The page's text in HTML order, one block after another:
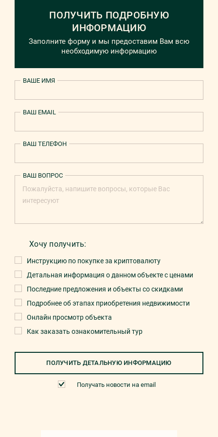
ПОЛУЧИТЬ ПОДРОБНУЮ
ИНФОРМАЦИЮ
Заполните форму и мы предоставим Вам всю
необходимую информацию
ВАШЕ ИМЯ
ВАШ EMAIL
ВАШ ТЕЛЕФОН
Хочу получить:
Инструкцию по покупке за криптовалюту
Детальная информация о данном объекте с ценами
Последние предложения и объекты со скидками
Подробнее об этапах приобретения недвижимости
Онлайн просмотр объекта
Как заказать ознакомительный тур
ВАШ ВОПРОС
ПОЛУЧИТЬ ДЕТАЛЬНУЮ ИНФОРМАЦИЮ
Получать новости на email